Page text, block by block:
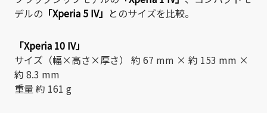
デルの 「Xperia 5 IV」 とのサイズを比較。
「Xperia 10 IV」
サイズ（幅×高さ×厚さ） 約 67 mm × 約 153 mm ×
約 8.3 mm
重量 約 161 g